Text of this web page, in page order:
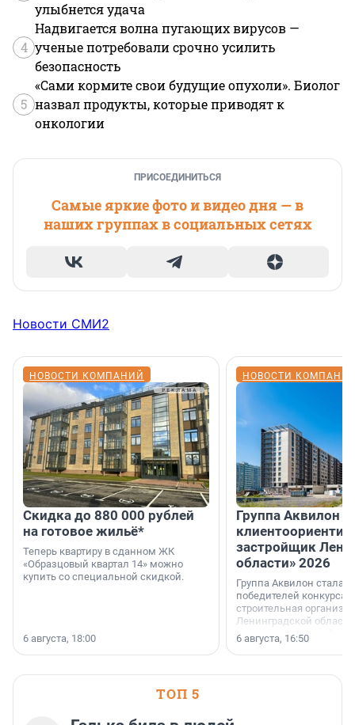
улыбнется удача
4
Надвигается волна пугающих вирусов —
ученые потребовали срочно усилить
безопасность
5
«Сами кормите свои будущие опухоли». Биолог
назвал продукты, которые приводят к
онкологии
ПРИСОЕДИНИТЬСЯ
Самые яркие фото и видео дня — в
наших группах в социальных сетях
Новости СМИ2
НОВОСТИ КОМПАНИЙ
Скидка до 880 000 рублей
на готовое жильё*
Теперь квартиру в сданном ЖК
«Образцовый квартал 14» можно
купить со специальной скидкой.
6 августа, 18:00
НОВОСТИ
Группа Аквилон
застройщик
области» 2026
Группа Аквилон стала
победителей конкурса
строительная
Ленинградской области
номинации «Самый
застройщик
области».
6 августа, 16:50
ТОП 5